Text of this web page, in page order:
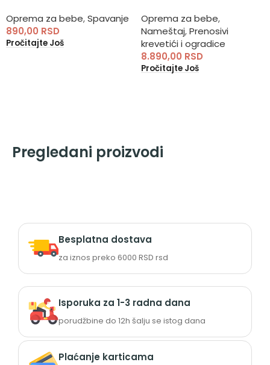
Oprema za bebe,Spavanje
890,00 RSD
Pročitajte Još
nivo
Oprema za bebe,
Nameštaj,Prenosivi
krevetići i ogradice
8.890,00 RSD
Pročitajte Još
Pregledani proizvodi
Besplatna dostava
za iznos preko 6000 RSD rsd
Isporuka za 1-3 radna dana
porudžbine do 12h šalju se istog dana
Plaćanje karticama